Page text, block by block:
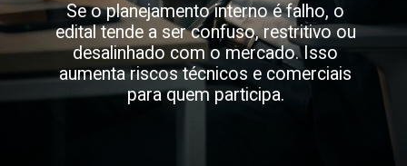
Se o planejamento interno é falho, o
edital tende a ser confuso, restritivo ou
desalinhado com o mercado. Isso
aumenta riscos técnicos e comerciais
para quem participa.